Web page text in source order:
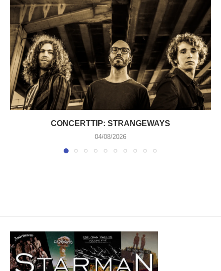
CONCERTTIP: STRANGEWAYS
04/08/2026